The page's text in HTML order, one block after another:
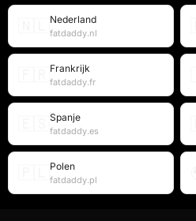
Nederland
fatdaddy.nl
Frankrijk
fatdaddy.fr
Spanje
fatdaddy.es
Polen
fatdaddy.pl